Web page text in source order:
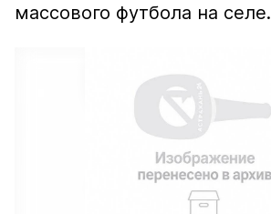
массового футбола на селе.